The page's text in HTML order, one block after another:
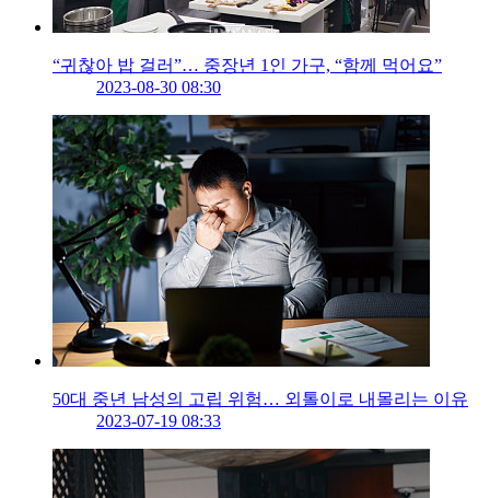
“귀찮아 밥 걸러”… 중장년 1인 가구, “함께 먹어요”
2023-08-30 08:30
50대 중년 남성의 고립 위험… 외톨이로 내몰리는 이유
2023-07-19 08:33